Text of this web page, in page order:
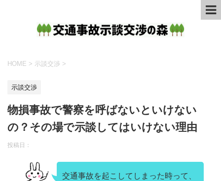
HOME > 示談交渉 >
示談交渉
物損事故で警察を呼ばないといけない
の？その場で示談してはいけない理由
投稿日：
交通事故を起こしてしまった時って、